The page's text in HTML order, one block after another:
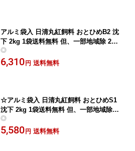
アルミ袋入 日清丸紅飼料 おとひめB2 沈
下 2kg 1袋送料無料 但、一部地域除 2点
目より300円引
◎
6,310 円 送料無料
☆アルミ袋入 日清丸紅飼料 おとひめS1
沈下 2kg 1袋送料無料 但、一部地域除 2
点目より300円引
◎
5,580 円 送料無料